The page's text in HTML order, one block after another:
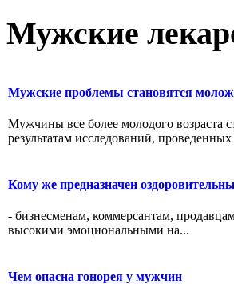
Мужские
Мужские проблемы становятся
Мужчины все более молодого возраста
результатам исследований,
Кому же предназначен
- бизнесменам, коммерсантам,
высокими эмоциональными на...
Чем опасна гонорея у мужчин